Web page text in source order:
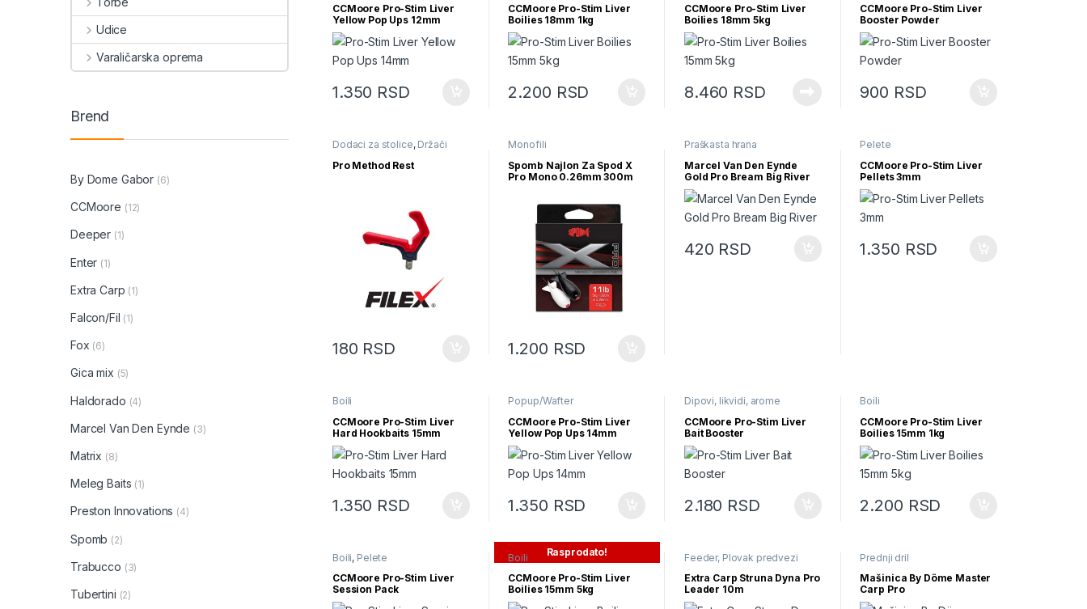
CCMoore Pro-Stim Liver
Yellow Pop Ups 12mm
1.350 RSD
CCMoore Pro-Stim Liver
Boilies 18mm 1kg
2.200 RSD
CCMoore Pro-Stim Liver
Boilies 18mm 5kg
8.460 RSD
CCMoore Pro-Stim Liver
Booster Powder
900 RSD
Dodaci za stolice, Držači
Pro Method Rest
180 RSD
Monofili
Spomb Najlon Za Spod X
Pro Mono 0.26mm 300m
1.200 RSD
Praškasta hrana
Marcel Van Den Eynde
Gold Pro Bream Big River
420 RSD
Pelete
CCMoore Pro-Stim Liver
Pellets 3mm
1.350 RSD
Boili
CCMoore Pro-Stim Liver
Hard Hookbaits 15mm
1.350 RSD
Popup/Wafter
CCMoore Pro-Stim Liver
Yellow Pop Ups 14mm
1.350 RSD
Dipovi, likvidi, arome
CCMoore Pro-Stim Liver
Bait Booster
2.180 RSD
Boili
CCMoore Pro-Stim Liver
Boilies 15mm 1kg
2.200 RSD
Boili, Pelete
CCMoore Pro-Stim Liver
Session Pack
Rasprodato!
Boili
CCMoore Pro-Stim Liver
Boilies 15mm 5kg
Feeder, Plovak predvezi
Extra Carp Struna Dyna Pro
Leader 10m
Prednji dril
Mašinica By Döme Master
Carp Pro
Udice
Varaličarska oprema
Brend
By Dome Gabor (6)
CCMoore (12)
Deeper (1)
Enter (1)
Extra Carp (1)
Falcon/Fil (1)
Fox (6)
Gica mix (5)
Haldorado (4)
Marcel Van Den Eynde (3)
Matrix (8)
Meleg Baits (1)
Preston Innovations (4)
Spomb (2)
Trabucco (3)
Tubertini (2)